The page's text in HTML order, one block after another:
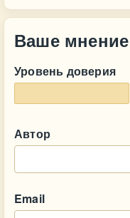
Ваше мнение
Уровень доверия
Автор
Email